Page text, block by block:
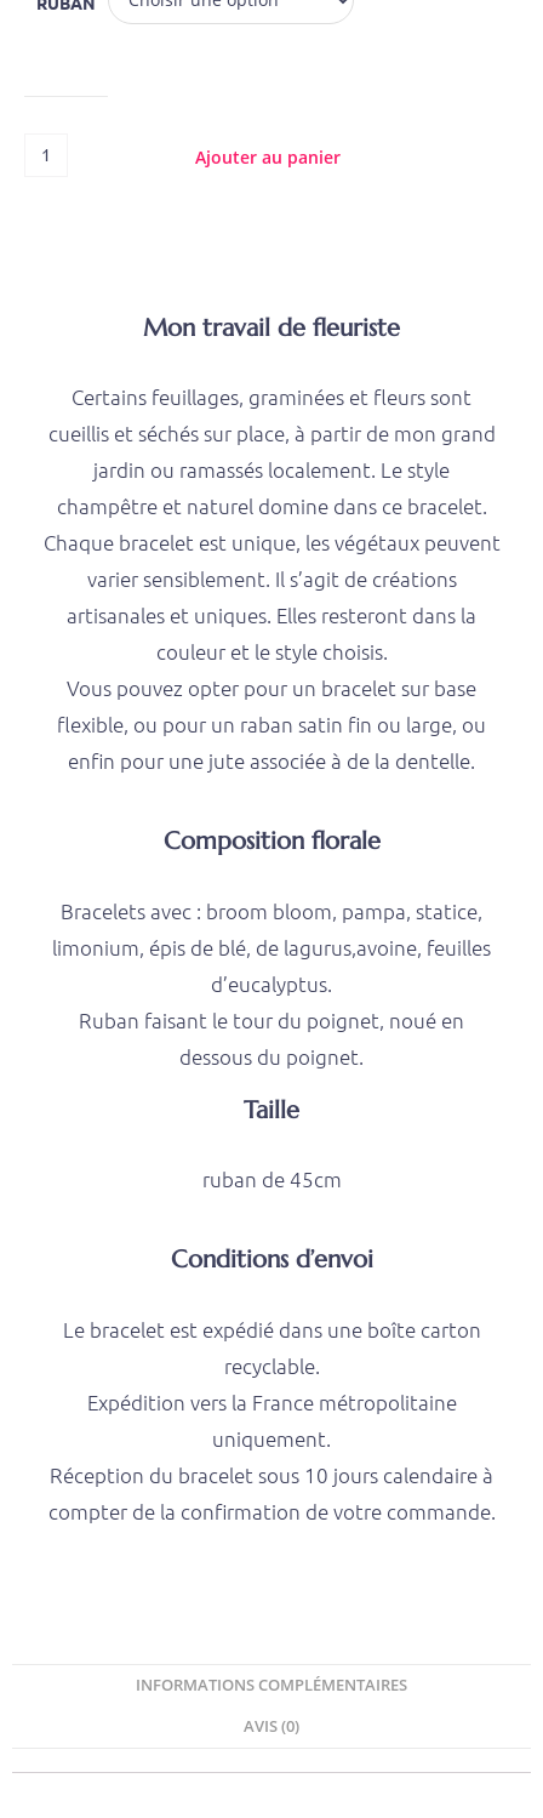
Ajouter au panier
Mon travail de fleuriste
Certains feuillages, graminées et fleurs sont
cueillis et séchés sur place, à partir de mon grand
jardin ou ramassés localement. Le style
champêtre et naturel domine dans ce bracelet.
Chaque bracelet est unique, les végétaux peuvent
varier sensiblement. Il s’agit de créations
artisanales et uniques. Elles resteront dans la
couleur et le style choisis.
Vous pouvez opter pour un bracelet sur base
flexible, ou pour un raban satin fin ou large, ou
enfin pour une jute associée à de la dentelle.
Composition florale
Bracelets avec : broom bloom, pampa, statice,
limonium, épis de blé, de lagurus,avoine, feuilles
d’eucalyptus.
Ruban faisant le tour du poignet, noué en
dessous du poignet.
Taille
ruban de 45cm
Conditions d’envoi
Le bracelet est expédié dans une boîte carton
recyclable.
Expédition vers la France métropolitaine
uniquement.
Réception du bracelet sous 10 jours calendaire à
compter de la confirmation de votre commande.
INFORMATIONS COMPLÉMENTAIRES
AVIS (0)